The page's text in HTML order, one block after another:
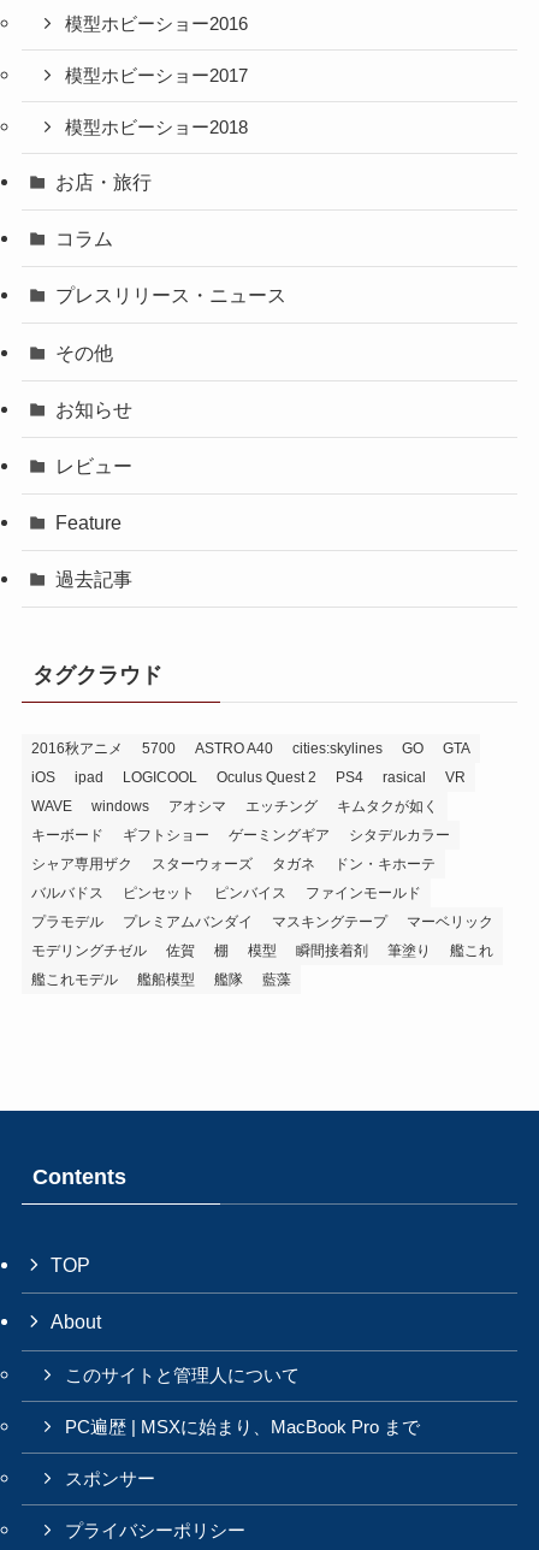
模型ホビーショー2016
模型ホビーショー2017
模型ホビーショー2018
お店・旅行
コラム
プレスリリース・ニュース
その他
お知らせ
レビュー
Feature
過去記事
タグクラウド
2016秋アニメ 5700 ASTRO A40 cities:skylines GO
GTA
iOS
ipad LOGICOOL Oculus Quest 2 PS4 rasical
VR
WAVE
windows アオシマ エッチング
キムタクが如く
キーボード
ギフトショー ゲーミングギア
シタデルカラー
シャア専用ザク
スターウォーズ タガネ
ドン・キホーテ
バルバドス
ピンセット ピンバイス
ファインモールド
プラモデル
プレミアムバンダイ マスキングテープ
マーベリック
モデリングチゼル
佐賀 棚 模型 瞬間接着剤 筆塗り
艦これ
艦これモデル
艦船模型 艦隊 藍藻
Contents
TOP
About
このサイトと管理人について
PC遍歴 | MSXに始まり、MacBook Pro まで
スポンサー
プライバシーポリシー